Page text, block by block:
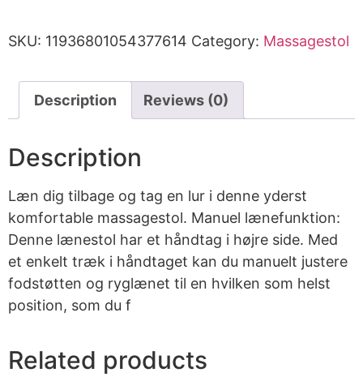
SKU: 11936801054377614 Category: Massagestol
Description Reviews (0)
Description
Læn dig tilbage og tag en lur i denne yderst
komfortable massagestol. Manuel lænefunktion:
Denne lænestol har et håndtag i højre side. Med
et enkelt træk i håndtaget kan du manuelt justere
fodstøtten og ryglænet til en hvilken som helst
position, som du f
Related products